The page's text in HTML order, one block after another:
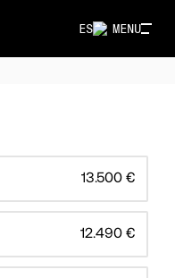
MENU
ES
13.500 €
12.490 €